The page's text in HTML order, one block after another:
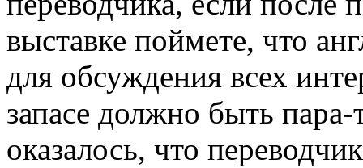
выставке поймете, что
для обсуждения всех
запасе должно быть
оказалось, что